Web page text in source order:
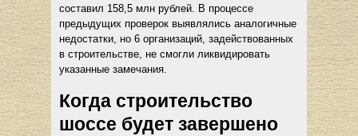
составил 158,5 млн рублей. В процессе
предыдущих проверок выявлялись аналогичные
недостатки, но 6 организаций, задействованных
в строительстве, не смогли ликвидировать
указанные замечания.
Когда строительство
шоссе будет завершено